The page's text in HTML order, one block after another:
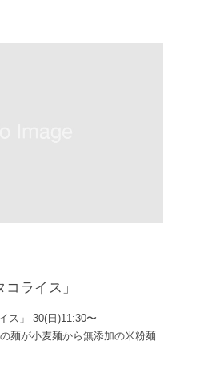
コライス」
ス」 30(日)11:30〜
麺が小麦麺から無添加の米粉麺